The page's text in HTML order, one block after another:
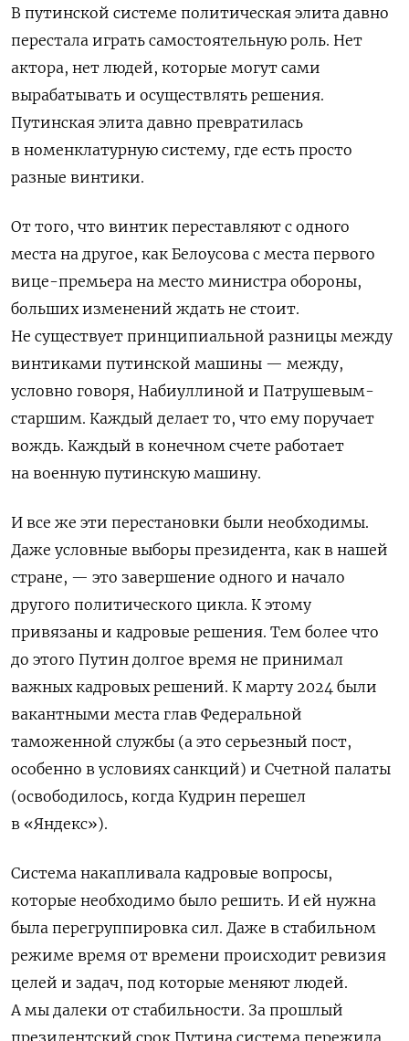
В путинской системе политическая элита давно
перестала играть самостоятельную роль. Нет
актора, нет людей, которые могут сами
вырабатывать и осуществлять решения.
Путинская элита давно превратилась
в номенклатурную систему, где есть просто
разные винтики.
От того, что винтик переставляют с одного
места на другое, как Белоусова с места первого
вице-премьера на место министра обороны,
больших изменений ждать не стоит.
Не существует принципиальной разницы между
винтиками путинской машины — между,
условно говоря, Набиуллиной и Патрушевым-
старшим. Каждый делает то, что ему поручает
вождь. Каждый в конечном счете работает
на военную путинскую машину.
И все же эти перестановки были необходимы.
Даже условные выборы президента, как в нашей
стране, — это завершение одного и начало
другого политического цикла. К этому
привязаны и кадровые решения. Тем более что
до этого Путин долгое время не принимал
важных кадровых решений. К марту 2024 были
вакантными места глав Федеральной
таможенной службы (а это серьезный пост,
особенно в условиях санкций) и Счетной палаты
(освободилось, когда Кудрин перешел
в «Яндекс»).
Система накапливала кадровые вопросы,
которые необходимо было решить. И ей нужна
была перегруппировка сил. Даже в стабильном
режиме время от времени происходит ревизия
целей и задач, под которые меняют людей.
А мы далеки от стабильности. За прошлый